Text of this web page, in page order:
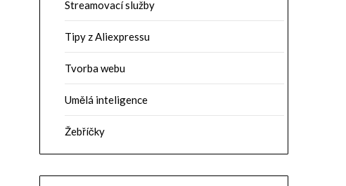
Streamovací služby
Tipy z Aliexpressu
Tvorba webu
Umělá inteligence
Žebříčky